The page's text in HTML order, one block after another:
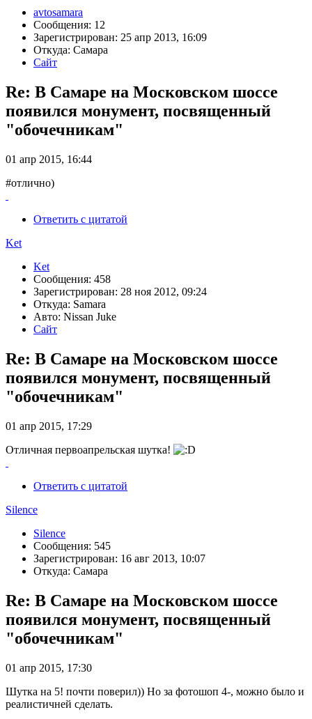
avtosamara
Сообщения: 12
Зарегистрирован: 25 апр 2013, 16:09
Откуда: Самара
Сайт
Re: В Самаре на Московском шоссе
появился монумент, посвященный
"обочечникам"
01 апр 2015, 16:44
#отлично)
Ответить с цитатой
Ket
Ket
Сообщения: 458
Зарегистрирован: 28 ноя 2012, 09:24
Откуда: Samara
Авто: Nissan Juke
Сайт
Re: В Самаре на Московском шоссе
появился монумент, посвященный
"обочечникам"
01 апр 2015, 17:29
Отличная первоапрельская шутка!
Ответить с цитатой
Silence
Silence
Сообщения: 545
Зарегистрирован: 16 авг 2013, 10:07
Откуда: Самара
Re: В Самаре на Московском шоссе
появился монумент, посвященный
"обочечникам"
01 апр 2015, 17:30
Шутка на 5! почти поверил)) Но за фотошоп 4-, можно было и
реалистичней сделать.